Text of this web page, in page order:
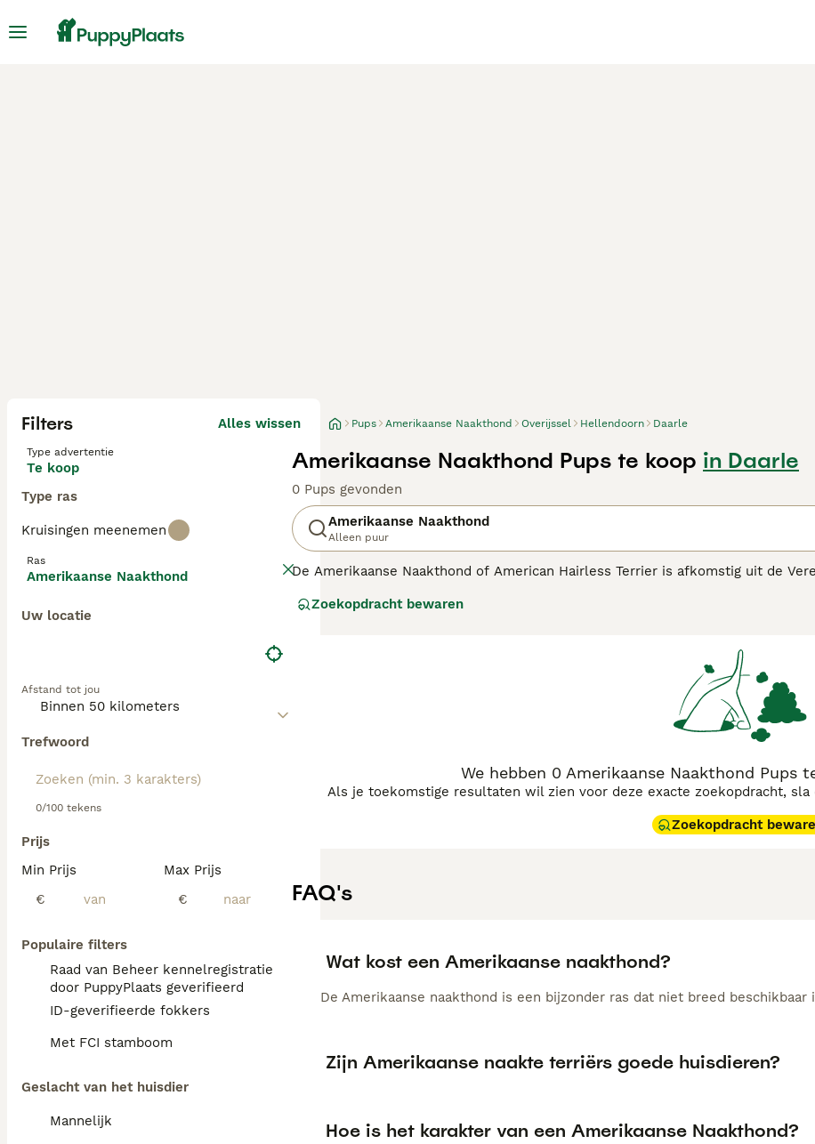
Filters Alles wissen
Type advertentie
Te koop
Type ras
Kruisingen meenemen
Ras
Amerikaanse Naakthond
Uw locatie
Afstand tot jou
Trefwoord
0/100 tekens
Prijs
Min Prijs
€
Max Prijs
€
Populaire filters
Raad van Beheer kennelregistratie
door PuppyPlaats geverifieerd
ID-geverifieerde fokkers
Met FCI stamboom
Geslacht van het huisdier
Mannelijk
Pups Amerikaanse Naakthond Overijssel Hellendoorn Daarle
Amerikaanse Naakthond Pups te koop in Daarle
0 Pups gevonden
Amerikaanse Naakthond
Alleen puur
De Amerikaanse Naakthond of American Hairless Terrier is afkomstig uit de
Zoekopdracht bewaren
We hebben 0 Amerikaanse Naakthond Pups
Als je toekomstige resultaten wil zien voor deze exacte zoekopdracht,
Zoekopdracht
FAQ's
Wat kost een Amerikaanse naakthond?
De Amerikaanse naakthond is een bijzonder ras dat niet breed
Zijn Amerikaanse naakte terriërs goede huisdieren?
Hoe is het karakter van een Amerikaanse Naakthond?